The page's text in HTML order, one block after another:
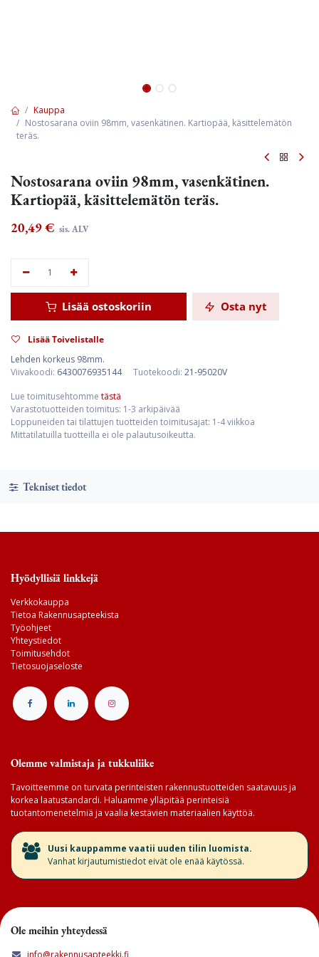
Kauppa
Nostosarana oviin 98mm, vasenkätinen. Kartiopää, käsittelemätön
teräs.
Nostosarana oviin 98mm, vasenkätinen.
Kartiopää, käsittelemätön teräs.
20,49€ sis. ALV
Lisää ostoskoriin Osta nyt
Lisää Toivelistalle
Lehden korkeus 98mm.
Viivakoodi: 6430076935144 Tuotekoodi: 21-95020V
Lue toimitusehtomme tästä
Varastotuotteiden toimitus: 1-3 arkipäivää
Loppuneiden tai tilattujen tuotteiden toimitusajat: 1-4 viikkoa
Mittatilatuilla tuotteilla ei ole palautusoikeutta.
Tekniset tiedot
Hyödyllisiä linkkejä
Verkkokauppa
Tietoa Rakennusapteekista
Työohjeet
Yhteystiedot
Toimitusehdot
Tietosuojaseloste
Olemme valmistaja ja tukkuliike
Tavoitteemme on turvata perinteisten rakennustuotteiden saatavuus ja
korkea laatustandardi. Haluamme ylläpitää perinteisiä
tuotantomenetelmiä ja vaalia kestävien materiaalien käyttöä.
​Uusi kauppamme vaatii uuden tilin luomista.
Vanhat kirjautumistiedot eivät ole enää käytössä.
Ole meihin yhteydessä
info@rakennusapteekki.fi